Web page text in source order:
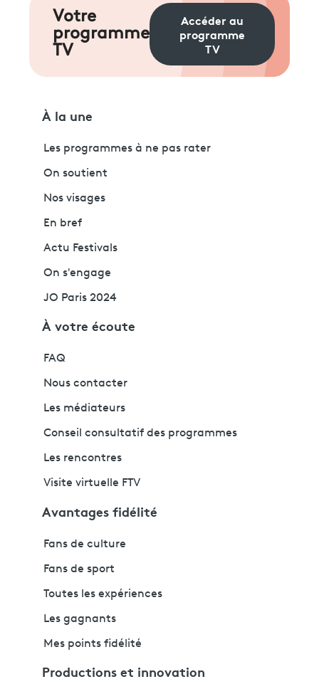
Votre
programme
TV
Accéder au
programme
TV
À la une
Les programmes à ne pas rater
On soutient
Nos visages
En bref
Actu Festivals
On s'engage
JO Paris 2024
À votre écoute
FAQ
Nous contacter
Les médiateurs
Conseil consultatif des programmes
Les rencontres
Visite virtuelle FTV
Avantages fidélité
Fans de culture
Fans de sport
Toutes les expériences
Les gagnants
Mes points fidélité
Productions et innovation